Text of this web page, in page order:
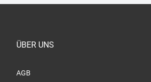
ÜBER UNS
AGB